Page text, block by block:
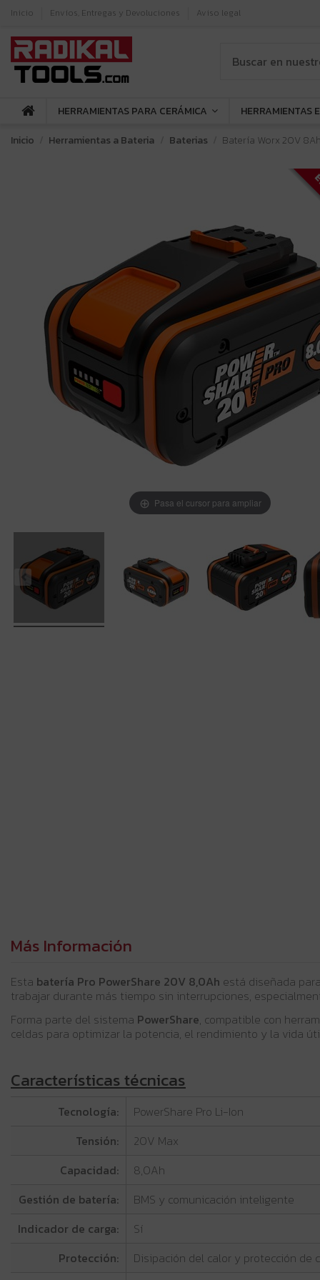
Inicio Envíos, Entregas y Devoluciones Aviso legal
HERRAMIENTAS PARA CERÁMICA HERRAMIENTAS
Inicio
Herramientas a Bateria Baterias Batería Worx 20V
Pasa el cursor para ampliar
Más Información
Esta batería Pro PowerShare 20V 8,0Ah está diseñada
trabajar durante más tiempo sin interrupciones,
Forma parte del sistema PowerShare, compatible con
celdas para optimizar la potencia, el rendimiento y la vida
Características técnicas
Tecnología:
PowerShare Pro Li-Ion
Tensión:
20V Max
Capacidad:
8,0Ah
Gestión de batería:
BMS y comunicación inteligente
Indicador de carga:
Sí
Protección:
Disipación del calor y protección